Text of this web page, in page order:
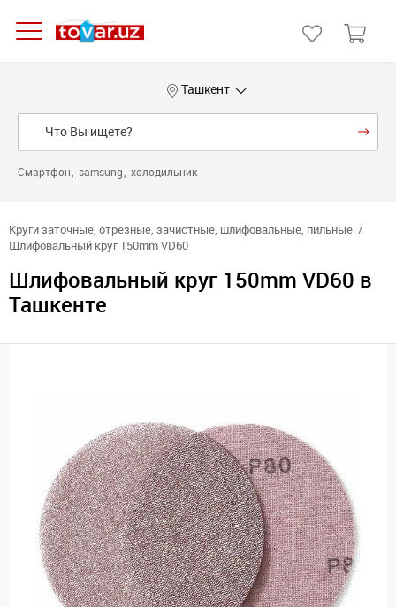
Ташкент
Смартфон samsung холодильник
Круги заточные, отрезные, зачистные, шлифовальные, пильные
Шлифовальный круг 150mm VD60
Шлифовальный круг 150mm VD60 в
Ташкенте